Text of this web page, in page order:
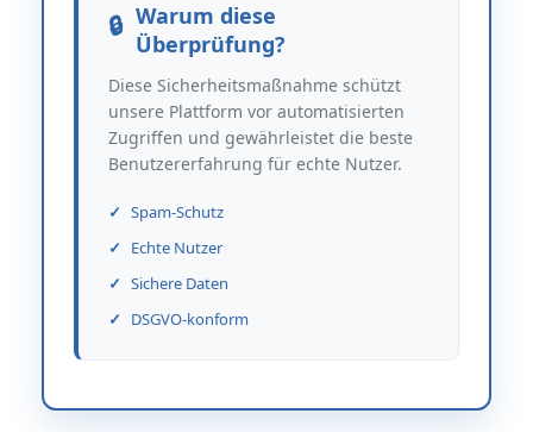
Warum diese
Überprüfung?
Diese Sicherheitsmaßnahme schützt
unsere Plattform vor automatisierten
Zugriffen und gewährleistet die beste
Benutzererfahrung für echte Nutzer.
Spam-Schutz
Echte Nutzer
Sichere Daten
DSGVO-konform